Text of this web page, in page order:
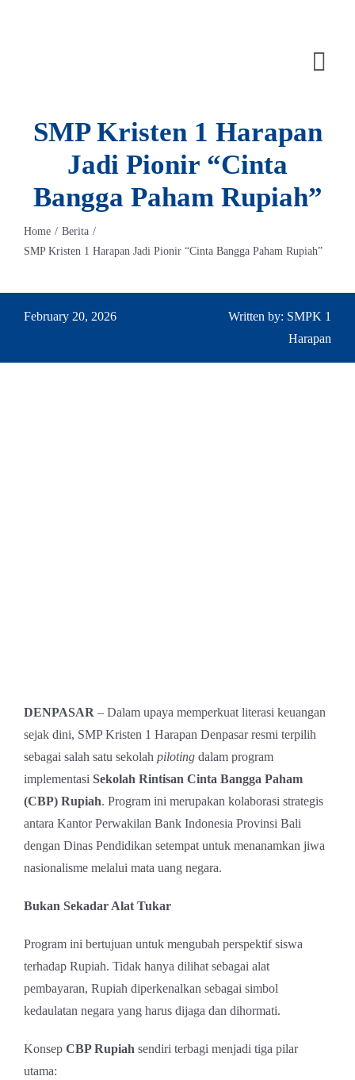
SMP Kristen 1 Harapan
Jadi Pionir “Cinta
Bangga Paham Rupiah”
Home
Berita
SMP Kristen 1 Harapan Jadi Pionir “Cinta Bangga Paham Rupiah”
February 20, 2026
Written by: SMPK 1
Harapan
DENPASAR – Dalam upaya memperkuat literasi keuangan
sejak dini, SMP Kristen 1 Harapan Denpasar resmi terpilih
sebagai salah satu sekolah pilotingdalam program
implementasi Sekolah Rintisan Cinta Bangga Paham
(CBP) Rupiah. Program ini merupakan kolaborasi strategis
antara Kantor Perwakilan Bank Indonesia Provinsi Bali
dengan Dinas Pendidikan setempat untuk menanamkan jiwa
nasionalisme melalui mata uang negara.
Bukan Sekadar Alat Tukar
Program ini bertujuan untuk mengubah perspektif siswa
terhadap Rupiah. Tidak hanya dilihat sebagai alat
pembayaran, Rupiah diperkenalkan sebagai simbol
kedaulatan negara yang harus dijaga dan dihormati.
Konsep CBP Rupiah sendiri terbagi menjadi tiga pilar
utama: